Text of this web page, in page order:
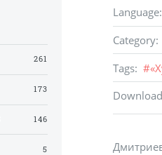
Language:
Category:
Tags: #
Download
261
173
146
5